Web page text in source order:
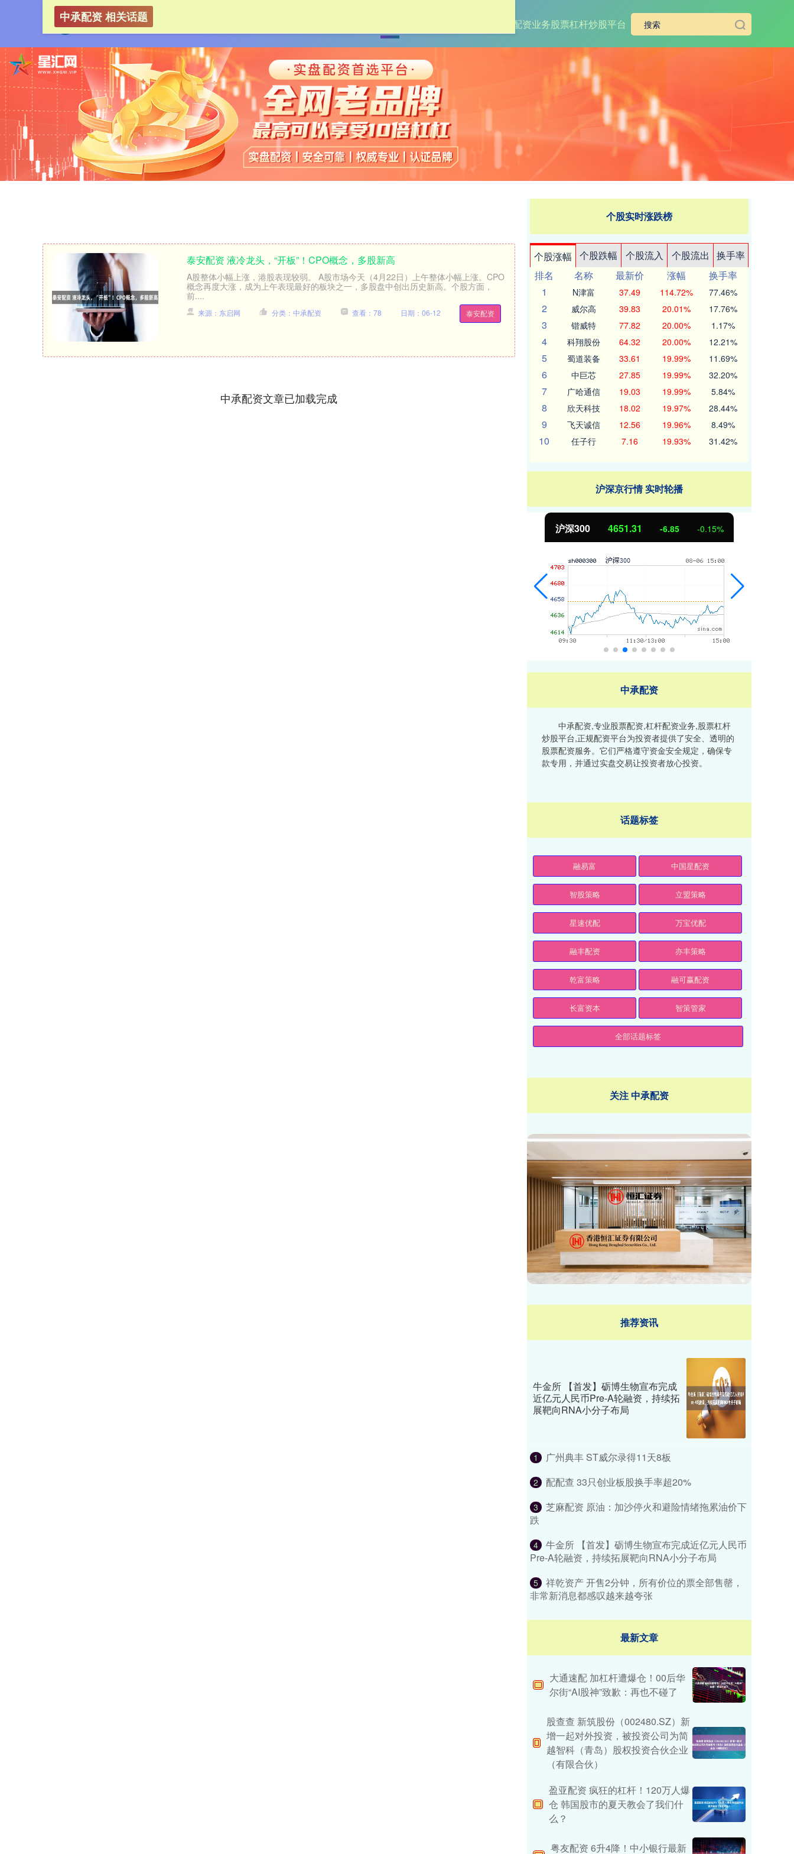
杠杆配资业务股票杠杆炒股平台
中承配资 相关话题
泰安配资 液冷龙头，“开板”！CPO概念，多股新高
A股整体小幅上涨，港股表现较弱。 A股市场今天（4月22日）上午整体小幅上涨。CPO
概念再度大涨，成为上午表现最好的板块之一，多股盘中创出历史新高。个股方面，
前....
泰安配资
来源：东启网 分类：中承配资 查看：78 日期：06-12
中承配资文章已加载完成
个股实时涨跌榜
个股涨幅 个股跌幅 个股流入 个股流出
换手率
排名
名称 最新价 涨幅
换手率
1
N津富 37.49 114.72% 77.46%
2 威尔高 39.83 20.01% 17.76%
3 锴威特 77.82 20.00% 1.17%
4 科翔股份 64.32 20.00% 12.21%
5 蜀道装备 33.61 19.99% 11.69%
6 中巨芯 27.85 19.99% 32.20%
7 广哈通信 19.03 19.99% 5.84%
8 欣天科技 18.02 19.97% 28.44%
9 飞天诚信 12.56 19.96% 8.49%
10 任子行 7.16 19.93% 31.42%
沪深京行情 实时轮播
北证50 1122.88 3.42 0.30%
中承配资
中承配资,专业股票配资,杠杆配资业务,股票杠杆
炒股平台,正规配资平台为投资者提供了安全、透明的
股票配资服务。它们严格遵守资金安全规定，确保专
款专用，并通过实盘交易让投资者放心投资。
话题标签
融易富 中国星配资
智股策略 立盟策略
星速优配 万宝优配
融丰配资 亦丰策略
乾富策略 融可赢配资
长富资本 智策管家
全部话题标签
关注 中承配资
推荐资讯
牛金所 【首发】砺博生物宣布完成
近亿元人民币Pre-A轮融资，持续拓
展靶向RNA小分子布局
1 广州典丰 ST威尔录得11天8板
2 配配查 33只创业板股换手率超20%
3
芝麻配资 原油：加沙停火和避险情绪拖累油价下
跌
4
牛金所 【首发】砺博生物宣布完成近亿元人民币
Pre-A轮融资，持续拓展靶向RNA小分子布局
5
祥乾资产 开售2分钟，所有价位的票全部售罄，
非常新消息都感叹越来越夸张
最新文章
大通速配 加杠杆遭爆仓！00后华
尔街“AI股神”致歉：再也不碰了
股查查 新筑股份（002480.SZ）新
增一起对外投资，被投资公司为简
越智科（青岛）股权投资合伙企业
（有限合伙）
盈亚配资 疯狂的杠杆！120万人爆
仓 韩国股市的夏天教会了我们什
么？
粤友配资 6升4降！中小银行最新